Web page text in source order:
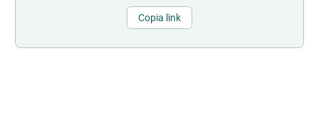
Copia link